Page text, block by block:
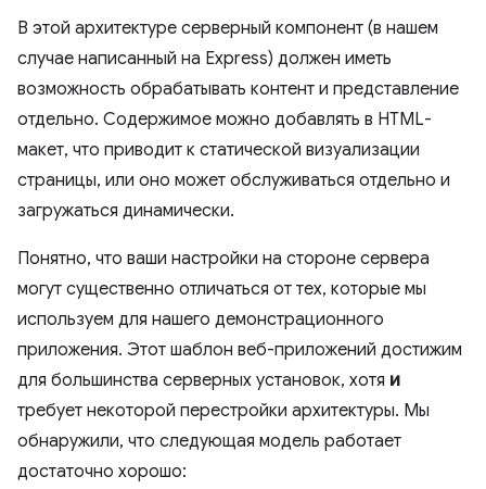
В этой архитектуре серверный компонент (в нашем
случае написанный на Express) должен иметь
возможность обрабатывать контент и представление
отдельно. Содержимое можно добавлять в HTML-
макет, что приводит к статической визуализации
страницы, или оно может обслуживаться отдельно и
загружаться динамически.
Понятно, что ваши настройки на стороне сервера
могут существенно отличаться от тех, которые мы
используем для нашего демонстрационного
приложения. Этот шаблон веб-приложений достижим
для большинства серверных установок, хотя и
требует некоторой перестройки архитектуры. Мы
обнаружили, что следующая модель работает
достаточно хорошо: